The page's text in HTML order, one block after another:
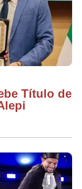
Título de